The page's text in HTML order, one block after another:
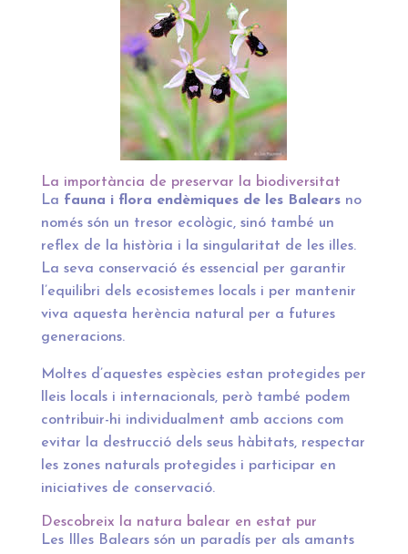
La importància de preservar la biodiversitat
La fauna i flora endèmiques de les Balearsno
només són un tresor ecològic, sinó també un
reflex de la història i la singularitat de les illes.
La seva conservació és essencial per garantir
l’equilibri dels ecosistemes locals i per mantenir
viva aquesta herència natural per a futures
generacions.
Moltes d’aquestes espècies estan protegides per
lleis locals i internacionals, però també podem
contribuir-hi individualment amb accions com
evitar la destrucció dels seus hàbitats, respectar
les zones naturals protegides i participar en
iniciatives de conservació.
Descobreix la natura balear en estat pur
Les Illes Balears són un paradís per als amants